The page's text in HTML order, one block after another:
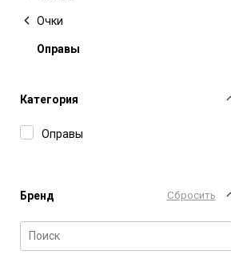
Очки
Оправы
Категория
Оправы
Бренд Сбросить